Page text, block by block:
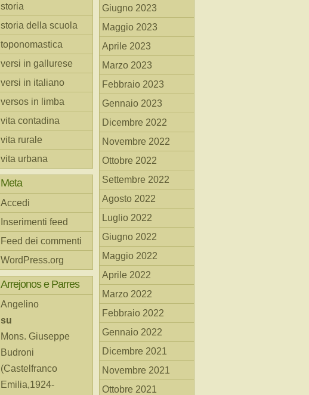
storia
storia della scuola
toponomastica
versi in gallurese
versi in italiano
versos in limba
vita contadina
vita rurale
vita urbana
Meta
Accedi
Inserimenti feed
Feed dei commenti
WordPress.org
Arrejonos e Parres
Angelino
su
Mons. Giuseppe
Budroni
(Castelfranco
Emilia,1924-
Giugno 2023
Maggio 2023
Aprile 2023
Marzo 2023
Febbraio 2023
Gennaio 2023
Dicembre 2022
Novembre 2022
Ottobre 2022
Settembre 2022
Agosto 2022
Luglio 2022
Giugno 2022
Maggio 2022
Aprile 2022
Marzo 2022
Febbraio 2022
Gennaio 2022
Dicembre 2021
Novembre 2021
Ottobre 2021